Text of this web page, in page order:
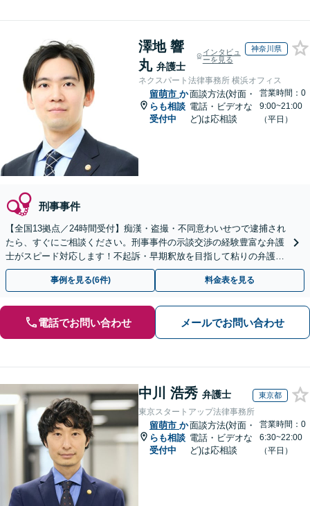
澤地 響
丸 弁護士
インタビュ
ーを見る
神奈川県
ネクスパート法律事務所 横浜オフィス
留萌市 か
らも相談
受付中
面談方法(対面・
電話・ビデオな
ど)は応相談
営業時間：0
9:00~21:00
（平日）
刑事事件
【全国13拠点／24時間受付】痴漢・盗撮・不同意わいせつで逮捕され
たら、すぐにご相談ください。刑事事件の示談交渉の経験豊富な弁護
士がスピード対応します！不起訴・早期釈放を目指して粘りの弁護活
動を行います。
事例を見る(6件) 料金表を見る
電話でお問い合わせ メールでお問い合わせ
中川 浩秀 弁護士 東京都
東京スタートアップ法律事務所
留萌市 か
らも相談
受付中
面談方法(対面・
電話・ビデオな
ど)は応相談
営業時間：0
6:30~22:00
（平日）